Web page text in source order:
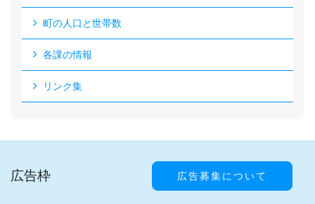
町の人口と世帯数
各課の情報
リンク集
広告枠 広告募集について